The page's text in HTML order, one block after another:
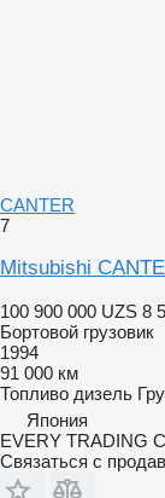
CANTER
7
Mitsubishi
100 900 000 UZS 8
Бортовой грузовик
1994
91 000 км
Топливо дизель
Япония
EVERY TRADING
Связаться с